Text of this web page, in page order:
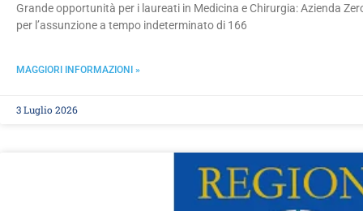
Grande opportunità per i laureati in Medicina e Chirurgia: Azienda
per l’assunzione a tempo indeterminato di 166
MAGGIORI INFORMAZIONI »
3 Luglio 2026